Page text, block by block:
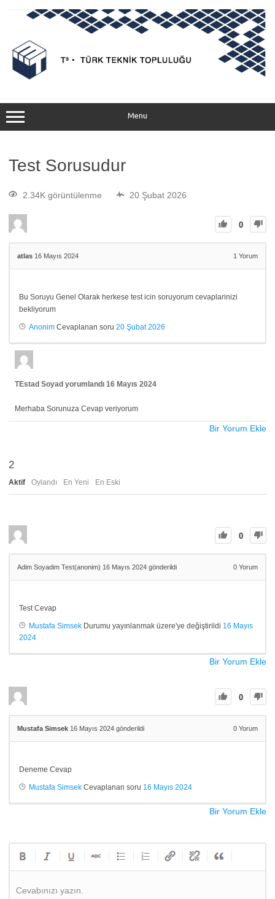
Menu
Test Sorusudur
2.34K görüntülenme 20 Şubat 2026
0
atlas 16 Mayıs 2024 1 Yorum
Bu Soruyu Genel Olarak herkese test icin soruyorum cevaplarinizi
bekliyorum
Anonim Cevaplanan soru 20 Şubat 2026
TEstad Soyad yorumlandı 16 Mayıs 2024
Merhaba Sorunuza Cevap veriyorum
Bir Yorum Ekle
2
Aktif Oylandı En Yeni En Eski
0
Adim Soyadim Test(anonim) 16 Mayıs 2024 gönderildi 0 Yorum
Test Cevap
Mustafa Simsek Durumu yayınlanmak üzere'ye değiştirildi 16 Mayıs
2024
Bir Yorum Ekle
0
Mustafa Simsek 16 Mayıs 2024 gönderildi 0 Yorum
Deneme Cevap
Mustafa Simsek Cevaplanan soru 16 Mayıs 2024
Bir Yorum Ekle
Cevabınızı yazın.